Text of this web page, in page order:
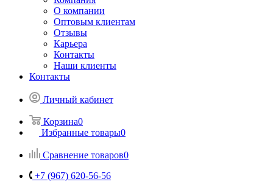
О компании
Оптовым клиентам
Отзывы
Карьера
Контакты
Наши клиенты
Контакты
Личный кабинет
Корзина0
Избранные товары0
Сравнение товаров0
+7 (967) 620-56-56